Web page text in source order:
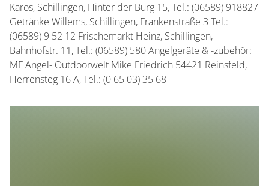
Karos, Schillingen, Hinter der Burg 15, Tel.: (06589) 918827
Getränke Willems, Schillingen, Frankenstraße 3 Tel.:
(06589) 9 52 12 Frischemarkt Heinz, Schillingen,
Bahnhofstr. 11, Tel.: (06589) 580 Angelgeräte & -zubehör:
MF Angel- Outdoorwelt Mike Friedrich 54421 Reinsfeld,
Herrensteg 16 A, Tel.: (0 65 03) 35 68